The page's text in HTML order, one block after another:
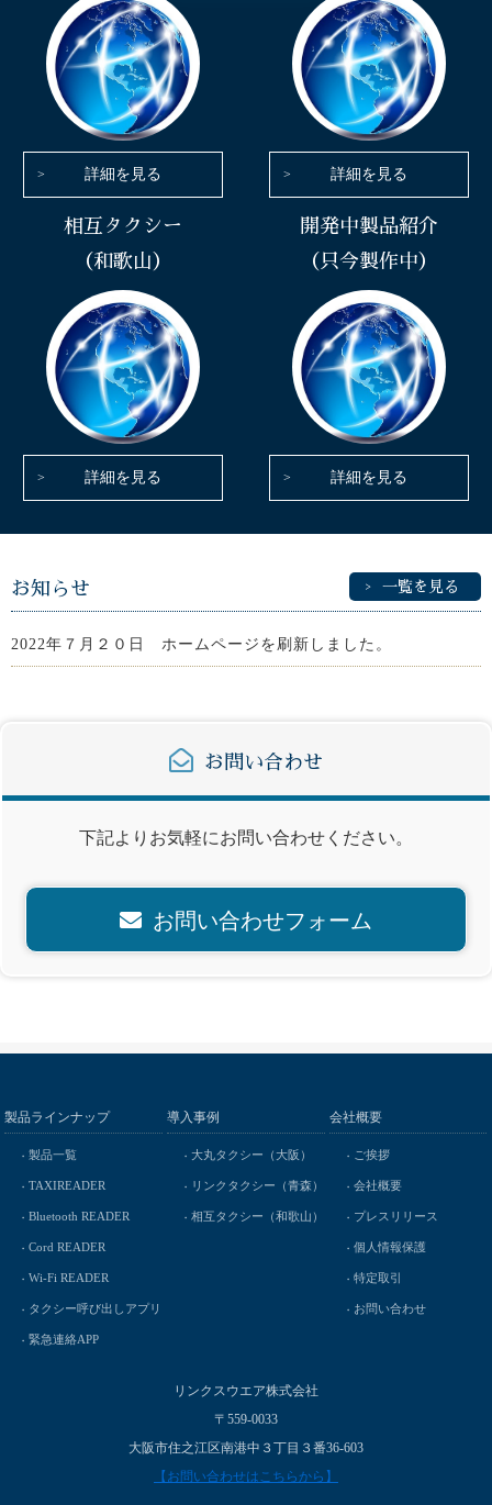
詳細を見る 詳細を見る
相互タクシー
（和歌山）
詳細を見る
開発中製品紹介
（只今製作中）
詳細を見る
お知らせ 一覧を見る
2022年７月２０日 ホームページを刷新しました。
お問い合わせ
下記よりお気軽にお問い合わせください。
お問い合わせフォーム
製品ラインナップ
製品一覧
TAXIREADER
Bluetooth READER
Cord READER
Wi-Fi READER
タクシー呼び出しアプリ
緊急連絡APP
導入事例
大丸タクシー（大阪）
リンクタクシー（青森）
相互タクシー（和歌山）
会社概要
ご挨拶
会社概要
プレスリリース
個人情報保護
特定取引
お問い合わせ
リンクスウエア株式会社
〒559-0033
大阪市住之江区南港中３丁目３番36-603
【お問い合わせはこちらから】